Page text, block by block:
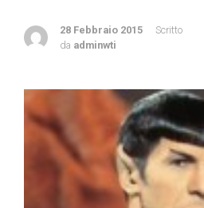
28 Febbraio 2015
Scritto
da adminwti